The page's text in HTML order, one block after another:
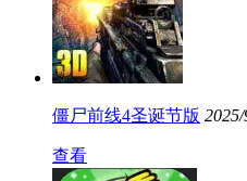
僵尸前线4圣诞节版
查看